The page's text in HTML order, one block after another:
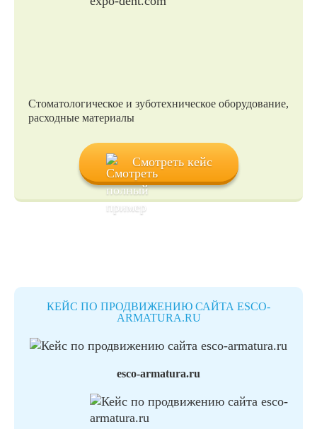
Стоматологическое и зуботехническое оборудование,
расходные материалы
Смотреть кейс
КЕЙС ПО ПРОДВИЖЕНИЮ САЙТА ESCO-
ARMATURA.RU
esco-armatura.ru